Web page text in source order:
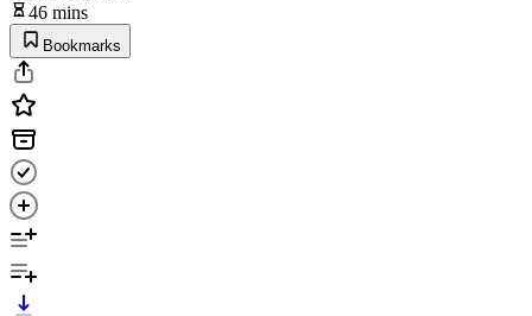
46 mins
Bookmarks